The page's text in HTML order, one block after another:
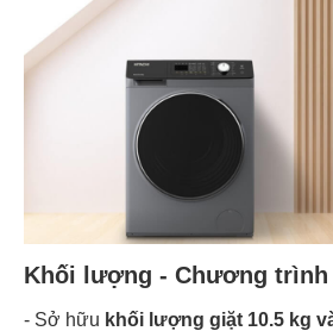
Khối lượng - Chương
- Sở hữu khối lượng giặt 10.5 kg